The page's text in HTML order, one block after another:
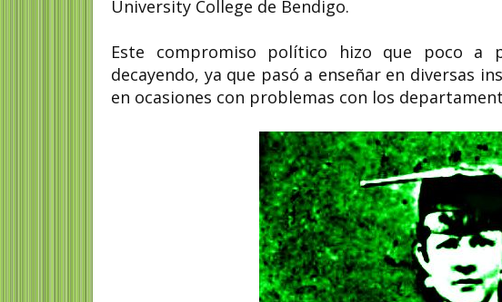
University College de Bendigo.
Este compromiso político hizo que poco a
decayendo, ya que pasó a enseñar en diversas
en ocasiones con problemas con los